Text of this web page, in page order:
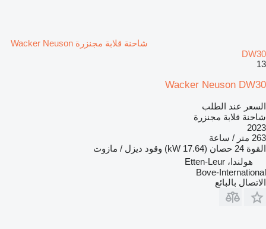
شاحنة قلابة مجنزرة Wacker Neuson
DW30
13
Wacker Neuson DW30
السعر عند الطلب
شاحنة قلابة مجنزرة
2023
263 متر / ساعة
القوة 24 حصان (17.64 kW) وقود ديزل / مازوت
هولندا، Etten-Leur
Bove-International
الاتصال بالبائع